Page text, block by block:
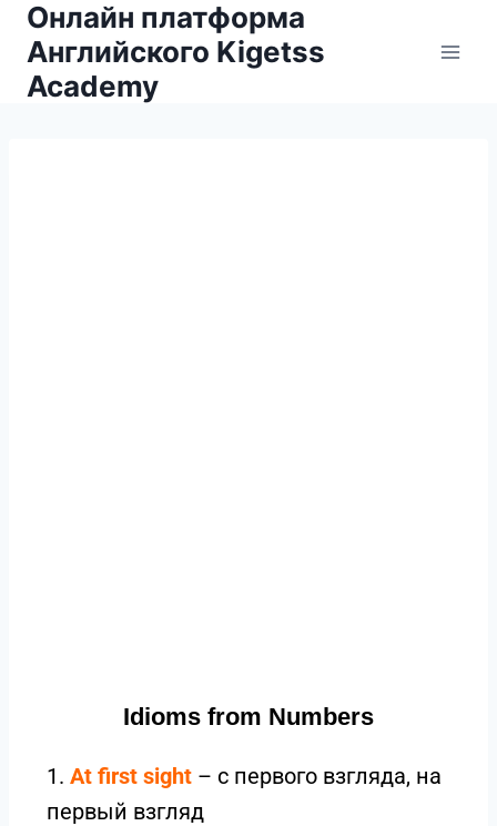
Онлайн платформа
Английского Kigetss
Academy
Idioms from Numbers
1. At first sight – с первого взгляда, на
первый взгляд